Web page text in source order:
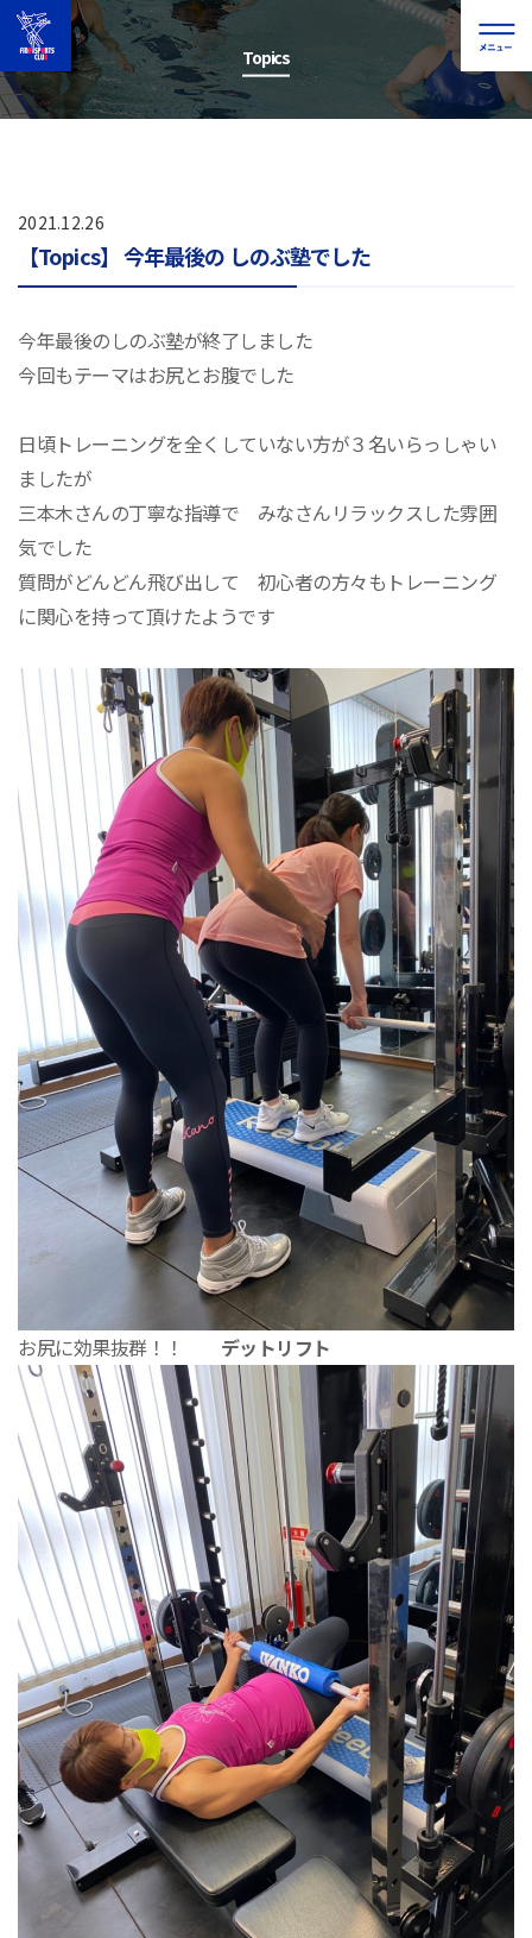
Topics
2021.12.26
【Topics】 今年最後の しのぶ塾でした
今年最後のしのぶ塾が終了しました
今回もテーマはお尻とお腹でした
日頃トレーニングを全くしていない方が３名いらっしゃい
ましたが
三本木さんの丁寧な指導で みなさんリラックスした雰囲
気でした
質問がどんどん飛び出して 初心者の方々もトレーニング
に関心を持って頂けたようです
お尻に効果抜群！！ デットリフト